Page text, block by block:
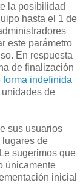
la posibilidad
hasta el 1 de
este parámetro
En respuesta
de finalización
forma indefinida
de
sus usuarios
de
sugerimos que
únicamente
inicial